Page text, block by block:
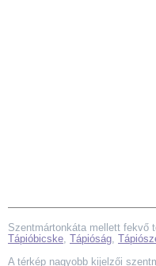
Szentmártonkáta mellett fekvő
Tápióbicske, Tápióság,
A térkép nagyobb kijelzői